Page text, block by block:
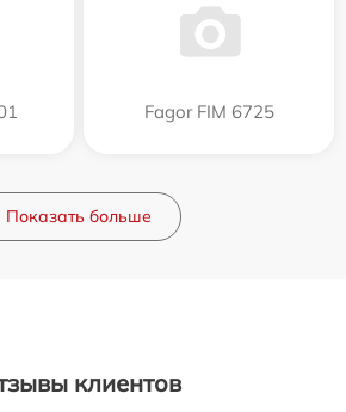
Fagor FIM 6725
Показать больше
клиентов